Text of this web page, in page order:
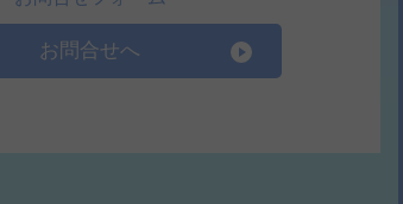
お問合せへ